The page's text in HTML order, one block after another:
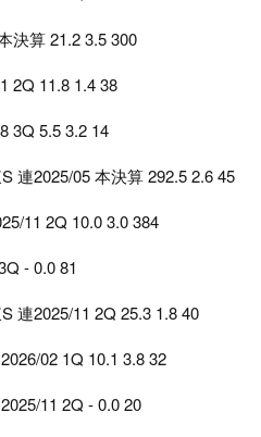
決算 21.2 3.5 300
2Q 11.8 1.4 38
3Q 5.5 3.2 14
連2025/05 本決算 292.5 2.6 45
11 2Q 10.0 3.0 384
- 0.0 81
連2025/11 2Q 25.3 1.8 40
02 1Q 10.1 3.8 32
11 2Q - 0.0 20